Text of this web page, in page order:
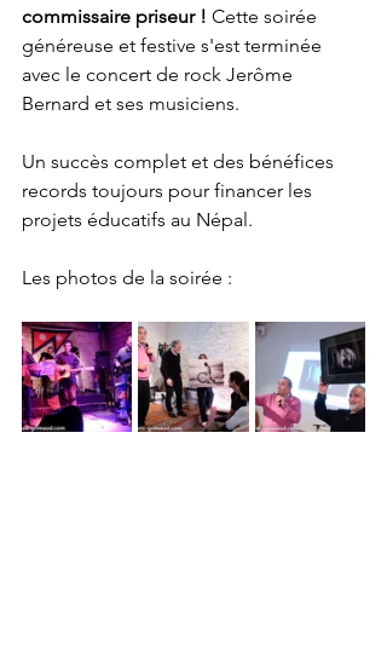
commissaire priseur ! Cette soirée
généreuse et festive s'est terminée
avec le concert de rock Jerôme
Bernard et ses musiciens.
Un succès complet et des bénéfices
records toujours pour financer les
projets éducatifs au Népal.
Les photos de la soirée :